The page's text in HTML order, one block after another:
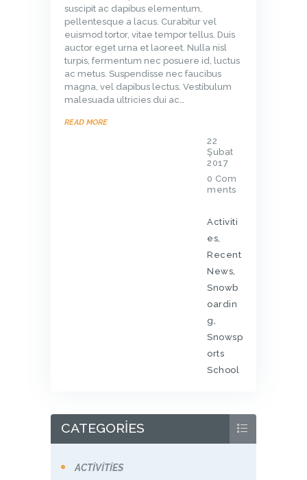
suscipit ac dapibus elementum,
pellentesque a lacus. Curabitur vel
euismod tortor, vitae tempor tellus. Duis
auctor eget urna et laoreet. Nulla nisl
turpis, fermentum nec posuere id, luctus
ac metus. Suspendisse nec faucibus
magna, vel dapibus lectus. Vestibulum
malesuada ultricies dui ac…
READ MORE
22
Şubat
2017
0 Com
ments
Activiti
es
Recent
News
Snowb
oardin
g
Snowsp
orts
School
CATEGORIES
ACTIVITIES